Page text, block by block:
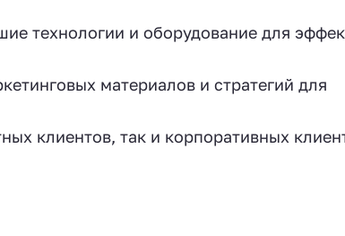
технологии и оборудование для
материалов и стратегий для
клиентов, так и корпоративных